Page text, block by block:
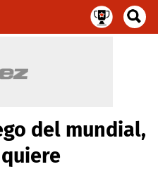
del mundial,